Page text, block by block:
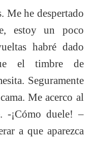
Me he despertado
estoy un poco
habré dado
el timbre de
Seguramente
Me acerco al
-¡Cómo duele! –
a que aparezca